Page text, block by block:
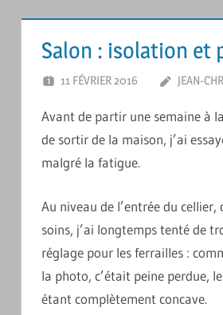
Salon : isolation et
11 FÉVRIER 2016 JEAN-
Avant de partir une semaine à
de sortir de la maison, j’ai
malgré la fatigue.
Au niveau de l’entrée du cellier,
soins, j’ai longtemps tenté de
réglage pour les ferrailles :
la photo, c’était peine perdue,
étant complètement concave.